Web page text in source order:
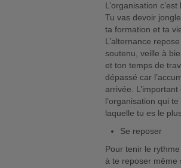
L’organisation
Tu vas devoir
ta formation et ta
L’alternance
soutenu, veille à
et ton temps de
dépassé car
arrivée.
l’organisation qui
laquelle tu es le
Se reposer
Pour tenir le
à te reposer même